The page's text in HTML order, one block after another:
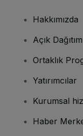
Hakkımızda
Açık Dağıtım
Ortaklık
Yatırımcılar
Kurumsal
Haber